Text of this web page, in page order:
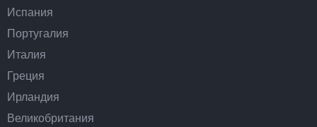
Испания
Португалия
Италия
Греция
Ирландия
Великобритания